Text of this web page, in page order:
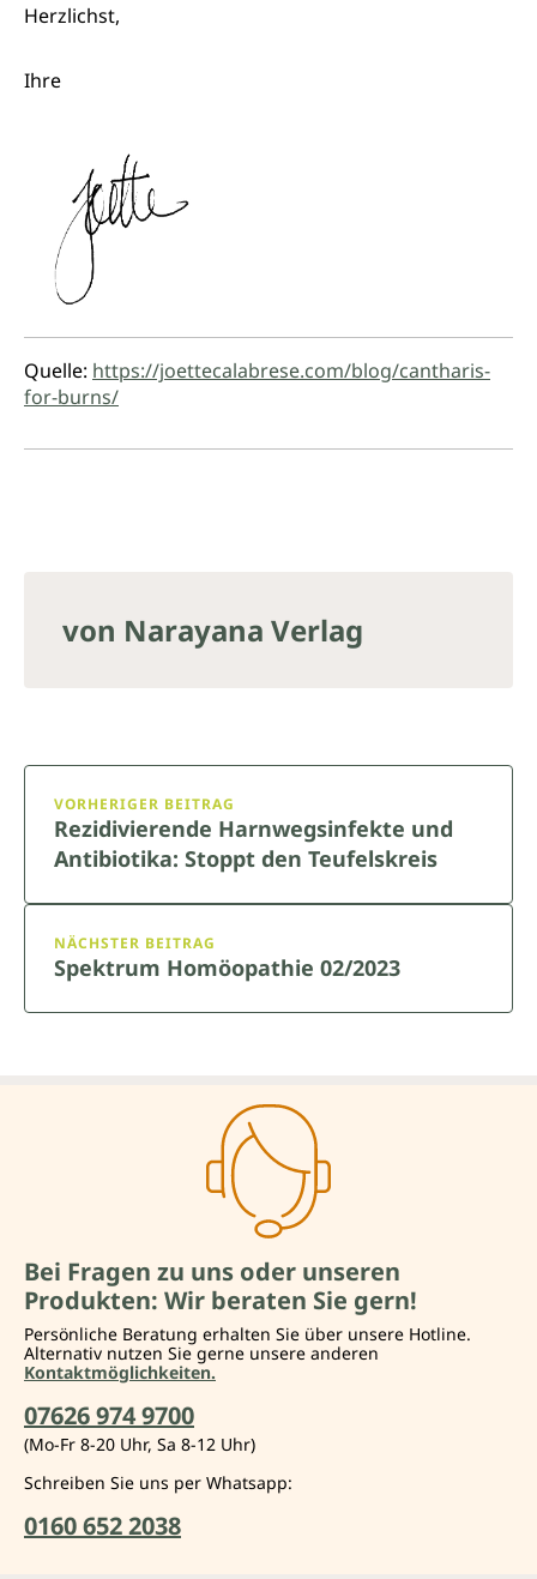
Herzlichst,
Ihre
Quelle: https://joettecalabrese.com/blog/cantharis-
for-burns/
von Narayana Verlag
VORHERIGER BEITRAG
Rezidivierende Harnwegsinfekte und
Antibiotika: Stoppt den Teufelskreis
NÄCHSTER BEITRAG
Spektrum Homöopathie 02/2023
Bei Fragen zu uns oder unseren
Produkten: Wir beraten Sie gern!
Persönliche Beratung erhalten Sie über unsere Hotline.
Alternativ nutzen Sie gerne unsere anderen
Kontaktmöglichkeiten.
07626 974 9700
(Mo-Fr 8-20 Uhr, Sa 8-12 Uhr)
Schreiben Sie uns per Whatsapp:
0160 652 2038